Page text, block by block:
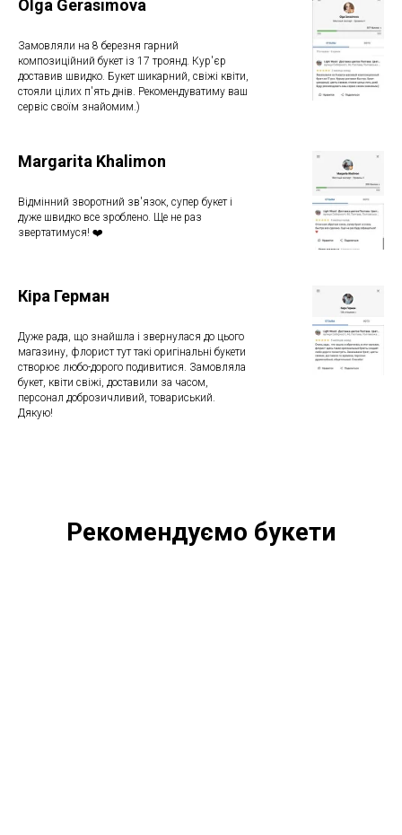
Olga Gerasimova
Замовляли на 8 березня гарний
композиційний букет із 17 троянд. Кур'єр
доставив швидко. Букет шикарний, свіжі квіти,
стояли цілих п'ять днів. Рекомендуватиму ваш
сервіс своїм знайомим.)
Margarita Khalimon
Відмінний зворотний зв'язок, супер букет і
дуже швидко все зроблено. Ще не раз
звертатимуся! ❤️
Кіра Герман
Дуже рада, що знайшла і звернулася до цього
магазину, флорист тут такі оригінальні букети
створює любо-дорого подивитися. Замовляла
букет, квіти свіжі, доставили за часом,
персонал доброзичливий, товариський.
Дякую!
Рекомендуємо букети